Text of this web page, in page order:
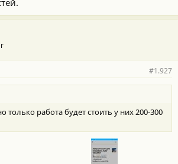
#1.927
только работа будет стоить у них 200-300